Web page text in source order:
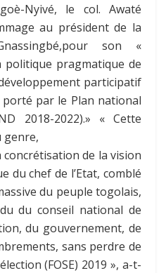
Nyivé, le col. Awaté
au président de la
son «
politique pragmatique de
participatif
par le Plan national
2018-2022).» « Cette
genre,
concrétisation de la vision
du chef de l’Etat, comblé
du peuple togolais,
du conseil national de
du gouvernement, de
sans perdre de
(FOSE) 2019 », a-t-